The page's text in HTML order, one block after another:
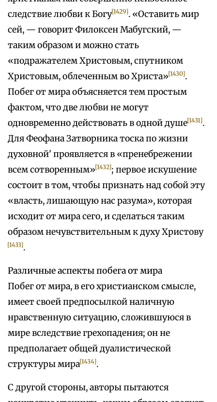
следствие любви к Богу[1429]. «Оставить мир
сей, — говорит Филоксен Мабугский, —
таким образом и можно стать
«подражателем Христовым, спутником
Христовым, облеченным во Христа»[1430].
Побег от мира объясняется тем простым
фактом, что две любви не могут
одновременно действовать в одной душе[1431].
Для Феофана Затворника тоска по жизни
духовной' проявляется в «пренебрежении
всем сотворенным»[1432]; первое искушение
состоит в том, чтобы признать над собой эту
«власть, лишающую нас разума», которая
исходит от мира сего, и сделаться таким
образом нечувствительным к духу Христову
[1433].
Различные аспекты побега от мира
Побег от мира, в его христианском смысле,
имеет своей предпосылкой наличную
нравственную ситуацию, сложившуюся в
мире вследствие грехопадения; он не
предполагает общей дуалистической
структуры мира[1434].
С другой стороны, авторы пытаются